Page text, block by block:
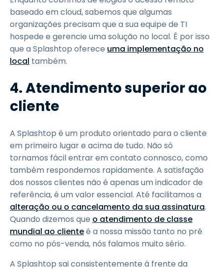
baseado em cloud, sabemos que algumas
organizações precisam que a sua equipe de TI
hospede e gerencie uma solução no local. É por isso
que a Splashtop oferece uma implementação no
local também.
4. Atendimento superior ao
cliente
A Splashtop é um produto orientado para o cliente
em primeiro lugar e acima de tudo. Não só
tornamos fácil entrar em contato connosco, como
também respondemos rapidamente. A satisfação
dos nossos clientes não é apenas um indicador de
referência, é um valor essencial. Até facilitamos a
alteração ou o cancelamento da sua assinatura.
Quando dizemos que o atendimento de classe
mundial ao clienteé a nossa missão tanto no pré
como no pós-venda, nós falamos muito sério.
A Splashtop sai consistentemente à frente da